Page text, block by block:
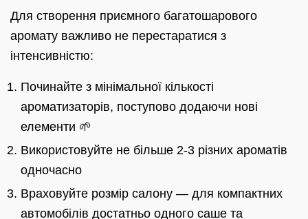
Для створення приємного багатошарового
аромату важливо не перестаратися з
інтенсивністю:
Починайте з мінімальної кількості
ароматизаторів, поступово додаючи нові
елементи 🌱
Використовуйте не більше 2-3 різних ароматів
одночасно
Враховуйте розмір салону — для компактних
автомобілів достатньо одного саше та